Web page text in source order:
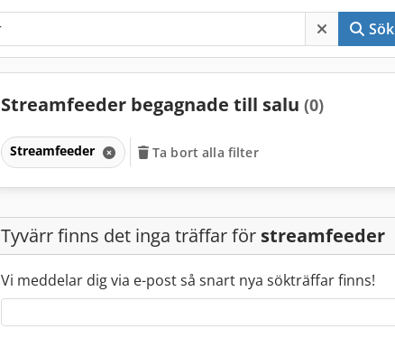
Sök
Streamfeeder begagnade till salu (0)
Streamfeeder Ta bort alla filter
Tyvärr finns det inga träffar för streamfeeder
Vi meddelar dig via e-post så snart nya sökträffar finns!